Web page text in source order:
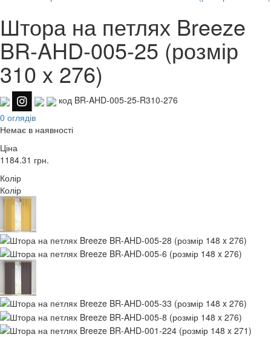
Штора на петлях Breeze
BR-AHD-005-25 (розмір
310 x 276)
код BR-AHD-005-25-R310-276
0 оглядів
Немає в наявності
Ціна
1184.31 грн.
Колір
Колір